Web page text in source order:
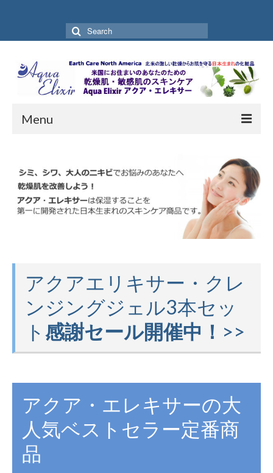
Search
for:
Menu
Aqua Elixir を開発した理由
お買い物ガイド
お問い合わせ
アクアエリキサー・クレ
ンジングジェル3本セッ
ト 感謝セール開催中！ >>
アクア・エレキサーの大
人気ベストセラー定番商
品